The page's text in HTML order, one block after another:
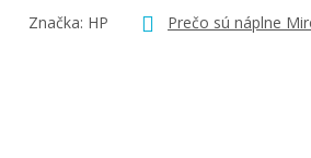
Značka: HP Prečo sú náplne